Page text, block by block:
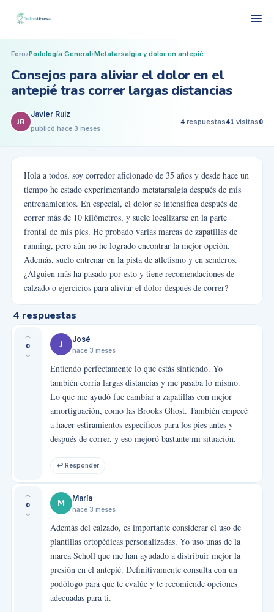
Foro›Podología General›Metatarsalgia y dolor en antepié
Consejos para aliviar el dolor en el
antepié tras correr largas distancias
JR
Javier Ruiz
publicó hace 3 meses
4 respuestas41 visitas0
Hola a todos, soy corredor aficionado de 35 años y desde hace un
tiempo he estado experimentando metatarsalgia después de mis
entrenamientos. En especial, el dolor se intensifica después de
correr más de 10 kilómetros, y suele localizarse en la parte
frontal de mis pies. He probado varias marcas de zapatillas de
running, pero aún no he logrado encontrar la mejor opción.
Además, suelo entrenar en la pista de atletismo y en senderos.
¿Alguien más ha pasado por esto y tiene recomendaciones de
calzado o ejercicios para aliviar el dolor después de correr?
4 respuestas
0 J José
hace 3 meses
Entiendo perfectamente lo que estás sintiendo. Yo
también corría largas distancias y me pasaba lo mismo.
Lo que me ayudó fue cambiar a zapatillas con mejor
amortiguación, como las Brooks Ghost. También empecé
a hacer estiramientos específicos para los pies antes y
después de correr, y eso mejoró bastante mi situación.
↩ Responder
0 M María
hace 3 meses
Además del calzado, es importante considerar el uso de
plantillas ortopédicas personalizadas. Yo uso unas de la
marca Scholl que me han ayudado a distribuir mejor la
presión en el antepié. Definitivamente consulta con un
podólogo para que te evalúe y te recomiende opciones
adecuadas para ti.